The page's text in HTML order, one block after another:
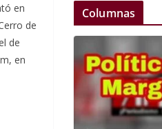
en
de
de
en
Columnas